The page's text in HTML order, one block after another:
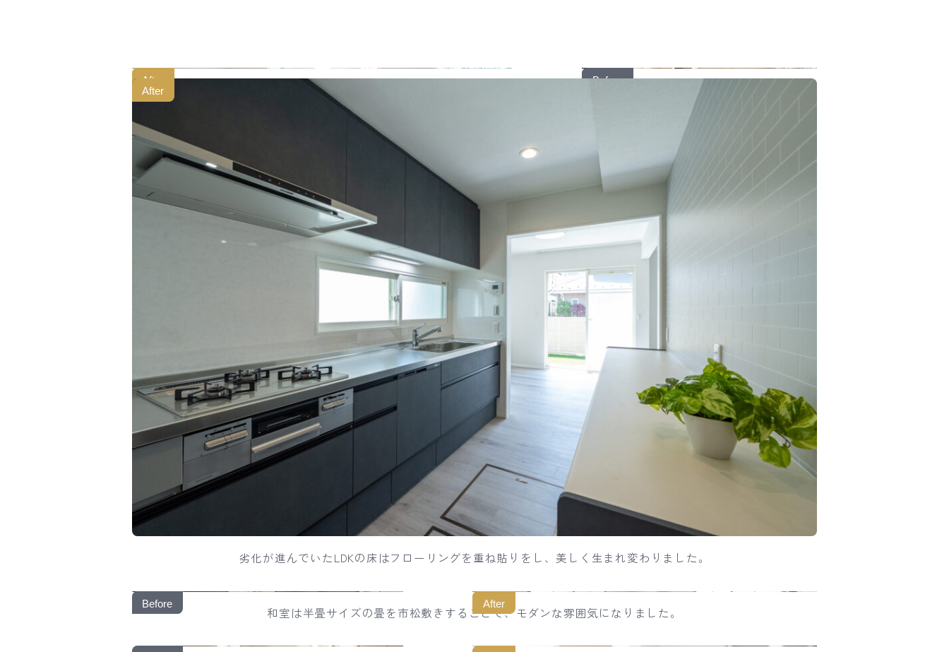
After
Before
After
劣化が進んでいたLDKの床はフローリングを重ね貼りをし、美しく生まれ変わりました。
Before After
和室は半畳サイズの畳を市松敷きすることで、モダンな雰囲気になりました。